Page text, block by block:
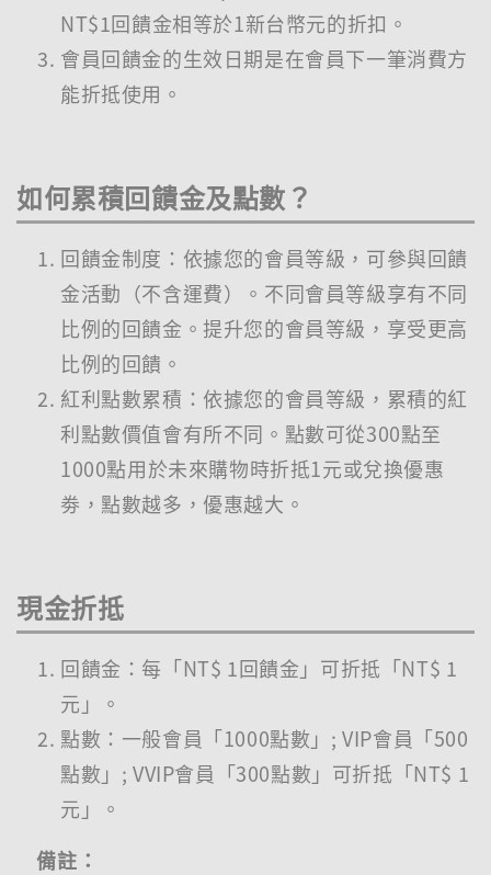
NT$1回饋金相等於1新台幣元的折扣。
會員回饋金的生效日期是在會員下一筆消費方
能折抵使用。
如何累積回饋金及點數？
回饋金制度：依據您的會員等級，可參與回饋
金活動（不含運費）。不同會員等級享有不同
比例的回饋金。提升您的會員等級，享受更高
比例的回饋。
紅利點數累積：依據您的會員等級，累積的紅
利點數價值會有所不同。點數可從300點至
1000點用於未來購物時折抵1元或兌換優惠
劵，點數越多，優惠越大。
現金折抵
回饋金：每「NT$ 1回饋金」可折抵「NT$ 1
元」。
點數：一般會員「1000點數」; VIP會員「500
點數」; VVIP會員「300點數」可折抵「NT$ 1
元」。
備註：